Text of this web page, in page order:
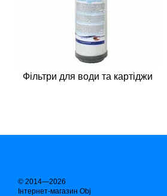
Фільтри для води та картіджи
© 2014—2026
Інтернет-магазин Obj